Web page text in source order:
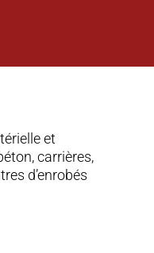
et
carrières,
d’enrobés